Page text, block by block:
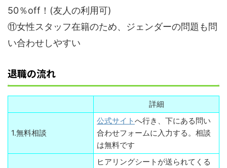
50％off！(友人の利用可)
⑪女性スタッフ在籍のため、ジェンダーの問題も問
い合わせしやすい
退職の流れ
詳細
1.無料相談
公式サイトへ行き、下にある問い
合わせフォームに入力する。相談
は無料です
ヒアリングシートが送られてくる